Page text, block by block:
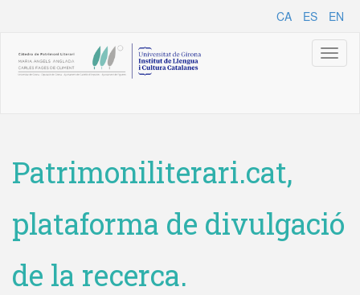
CA ES EN
Patrimoniliterari.cat,
plataforma de divulgació
de la recerca.